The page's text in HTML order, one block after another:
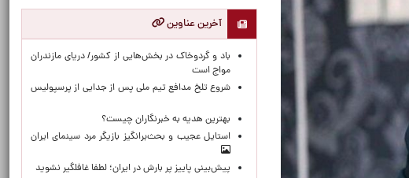
آخرین عناوین
باد و گردوخاک در بخش‌هایی از کشور/ دریای مازندران
مواج است
شروع تلخ مدافع تیم ملی پس از جدایی از پرسپولیس
بهترین هدیه به خبرنگاران چیست؟
استایل عجیب و بحث‌برانگیز بازیگر مرد سینمای ایران
پیش‌بینی پاییز پر بارش در ایران؛ لطفا غافلگیر نشوید